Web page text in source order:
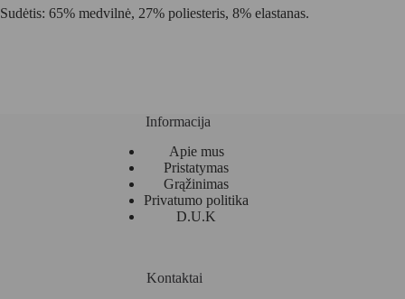
Sudėtis: 65% medvilnė, 27% poliesteris, 8% elastanas.
Informacija
Apie mus
Pristatymas
Grąžinimas
Privatumo politika
D.U.K
Kontaktai